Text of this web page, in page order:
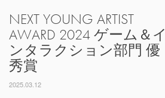
NEXT YOUNG ARTIST
AWARD 2024 ゲーム＆イ
ンタラクション部門 優
秀賞
2025.03.12